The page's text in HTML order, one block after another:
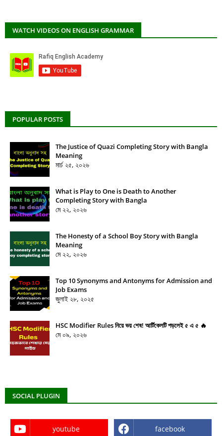
WATCH VIDEOS ON ENGLISH GRAMMAR
POPULAR POSTS
The Justice of Quazi Completing Story with Bangla
Meaning
মার্চ ২৫, ২০২৬
What is Play to One is Death to Another
Completing Story with Bangla
মে ২২, ২০২৬
The Honesty of a School Boy Story with Bangla
Meaning
মে ২২, ২০২৬
Top 10 Synonyms and Antonyms for Admission and
Job Exams
জুলাই ২৮, ২০২৫
HSC Modifier Rules নিয়ে ভয় শেষ! আর্টিকেলটি পড়লেই ৫ এ ৫ 🔥
মে ০৯, ২০২৬
SOCIAL PLUGIN
youtube facebook